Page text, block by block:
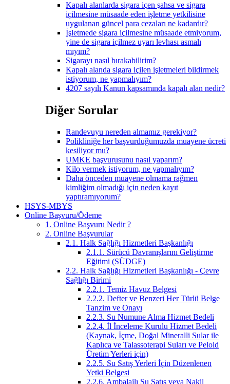
Kapalı alanlarda sigara içen şahsa ve sigara
içilmesine müsaade eden işletme yetkilisine
uygulanan güncel para cezaları ne kadardır?
İşletmede sigara içilmesine müsaade etmiyorum,
yine de sigara içilmez uyarı levhası asmalı
mıyım?
Sigarayı nasıl bırakabilirim?
Kapalı alanda sigara içilen işletmeleri bildirmek
istiyorum, ne yapmalıyım?
4207 sayılı Kanun kapsamında kapalı alan nedir?
Diğer Sorular
Randevuyu nereden almamız gerekiyor?
Polikliniğe her başvurduğumuzda muayene ücreti
kesiliyor mu?
UMKE başvurusunu nasıl yaparım?
Kilo vermek istiyorum, ne yapmalıyım?
Daha önceden muayene olmama rağmen
kimliğim olmadığı için neden kayıt
yaptıramıyorum?
HSYS-MBYS
Online Başvuru/Ödeme
1. Online Başvuru Nedir ?
2. Online Başvurular
2.1. Halk Sağlığı Hizmetleri Başkanlığı
2.1.1. Sürücü Davranışlarını Geliştirme
Eğitimi (SÜDGE)
2.2. Halk Sağlığı Hizmetleri Başkanlığı - Çevre
Sağlığı Birimi
2.2.1. Temiz Havuz Belgesi
2.2.2. Defter ve Benzeri Her Türlü Belge
Tanzim ve Onayı
2.2.3. Su Numune Alma Hizmet Bedeli
2.2.4. İl İnceleme Kurulu Hizmet Bedeli
(Kaynak, İçme, Doğal Mineralli Sular ile
Kaplıca ve Talassoterapi Suları ve Peloid
Üretim Yerleri için)
2.2.5. Su Satış Yerleri İçin Düzenlenen
Yetki Belgesi
2.2.6. Ambalajlı Su Satış veya Nakil